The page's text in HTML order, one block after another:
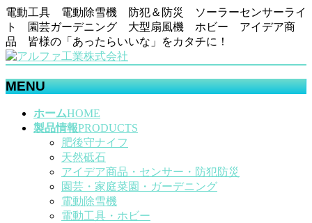
電動工具 電動除雪機 防犯＆防災 ソーラーセンサーライ
ト 園芸ガーデニング 大型扇風機 ホビー アイデア商
品 皆様の「あったらいいな」をカタチに！
MENU
ホームHOME
製品情報PRODUCTS
肥後守ナイフ
天然砥石
アイデア商品・センサー・防犯防災
園芸・家庭菜園・ガーデニング
電動除雪機
電動工具・ホビー